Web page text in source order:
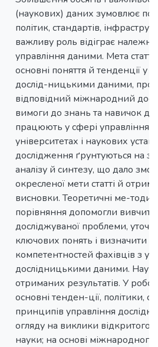
(наукових) даних зумовлює
політик, стандартів,
важливу роль відіграє
управління даними. Мета
основні поняття й тенденції у
дослід-ницькими даними,
відповідний міжнародний
вимоги до знань та навичок
працюють у сфері управління
університетах і наукових
дослідження ґрунтуються на
аналізу й синтезу, що дало
окресленої мети статті й
висновки. Теоретичні ме-тоди
порівняння допомогли вивчити
досліджуваної проблеми,
ключових понять і визначити
компетентностей фахівців з
дослідницькими даними.
отриманих результатів. У
основні тенден-ції, політики,
принципів управління
огляду на виклики відкритого
науки; на основі міжнародного